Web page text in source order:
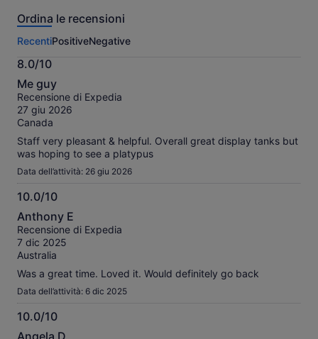
di
attività.
Maggiori
informazioni
sulle
nostre
recensioni
verificate
Ordina le recensioni
RecentiPositiveNegative
8.0/10
8.0
su
10
Me guy
Recensione di Expedia
27 giu 2026
Canada
Staff very pleasant & helpful. Overall great display tanks but
was hoping to see a platypus
Data dell’attività: 26 giu 2026
10.0/10
10.0
su
10
Anthony E
Recensione di Expedia
7 dic 2025
Australia
Was a great time. Loved it. Would definitely go back
Data dell’attività: 6 dic 2025
10.0/10
10.0